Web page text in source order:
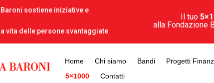
sostiene iniziative e
vita delle persone svantaggiate
Il tuo
alla Fondazione
Home Chi siamo Bandi Progetti
5×1000
Contatti